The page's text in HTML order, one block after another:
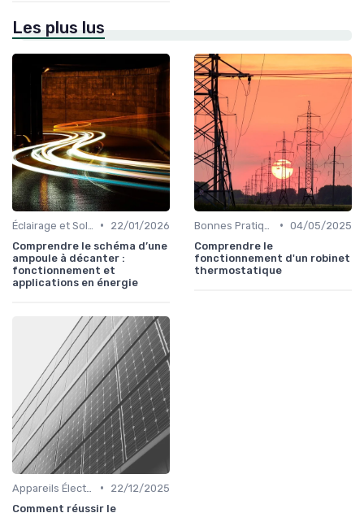
Les plus lus
•
22/01/2026
Comprendre le schéma d’une
ampoule à décanter :
fonctionnement et
applications en énergie
• 04/05/2025
Comprendre le
fonctionnement d'un robinet
thermostatique
•
22/12/2025
Comment réussir le